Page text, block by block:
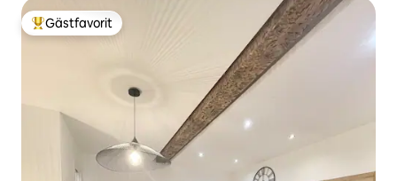
Populär gästfavorit
Gästfavorit